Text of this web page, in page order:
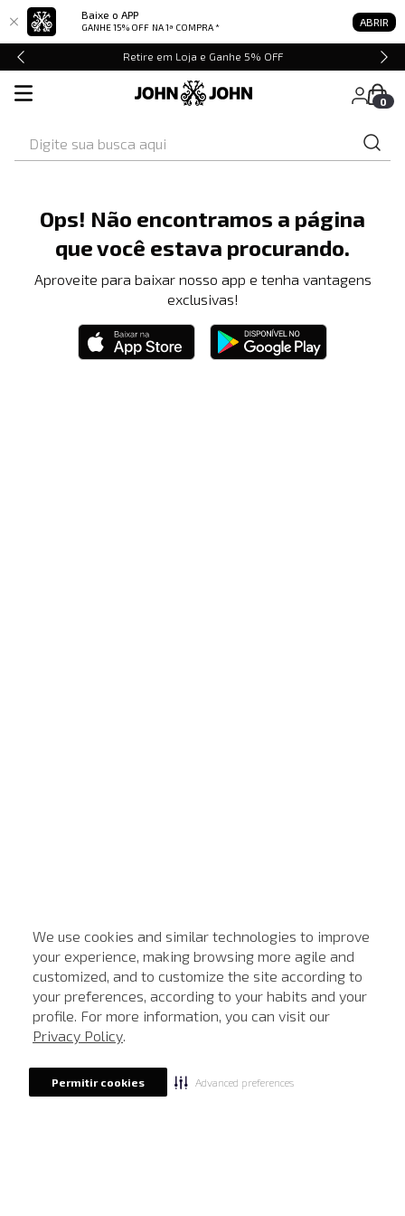
Baixe o APP
GANHE 15% OFF NA 1ª COMPRA * ABRIR
We use cookies and similar technologies to improve
your experience, making browsing more agile and
customized, and to customize the site according to
your preferences, according to your habits and your
profile. For more information, you can visit our
Privacy Policy.
Permitir cookies Advanced preferences
Retire em Loja e Ganhe 5% OFF
0
Ops! Não encontramos a página
que você estava procurando.
Aproveite para baixar nosso app e tenha vantagens
exclusivas!